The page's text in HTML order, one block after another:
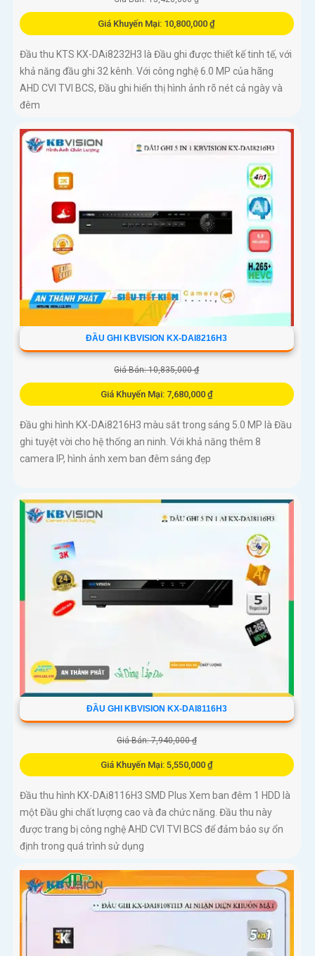
Giá Khuyến Mại: 10,800,000 ₫
Đầu thu KTS KX-DAi8232H3 là Đầu ghi được thiết kế tinh tế, với
khả năng đầu ghi 32 kênh. Với công nghệ 6.0 MP của hãng
AHD CVI TVI BCS, Đầu ghi hiển thị hình ảnh rõ nét cả ngày và
đêm
ĐẦU GHI KBVISION KX-DAI8216H3
Giá Bán: 10,835,000 ₫
Giá Khuyến Mại: 7,680,000 ₫
Đầu ghi hình KX-DAi8216H3 màu sắt trong sáng 5.0 MP là Đầu
ghi tuyệt vời cho hệ thống an ninh. Với khả năng thêm 8
camera IP, hình ảnh xem ban đêm sáng đẹp
ĐẦU GHI KBVISION KX-DAI8116H3
Giá Bán: 7,940,000 ₫
Giá Khuyến Mại: 5,550,000 ₫
Đầu thu hình KX-DAi8116H3 SMD Plus Xem ban đêm 1 HDD là
một Đầu ghi chất lượng cao và đa chức năng. Đầu thu này
được trang bị công nghệ AHD CVI TVI BCS để đảm bảo sự ổn
định trong quá trình sử dụng